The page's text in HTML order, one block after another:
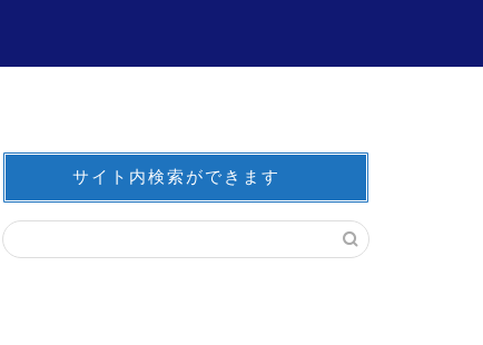
サイト内検索ができます